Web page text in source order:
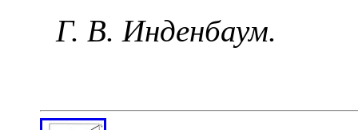
Г. В. Инденбаум.